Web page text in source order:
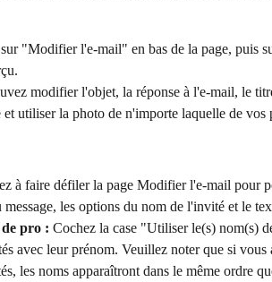
"Modifier l'e-mail" en bas de la page, puis
modifier l'objet, la réponse à l'e-mail, le
et utiliser la photo de n'importe laquelle de vos
à faire défiler la page Modifier l'e-mail pour
message, les options du nom de l'invité et le
pro : Cochez la case "Utiliser le(s) nom(s)
avec leur prénom. Veuillez noter que si vous
les noms apparaîtront dans le même ordre